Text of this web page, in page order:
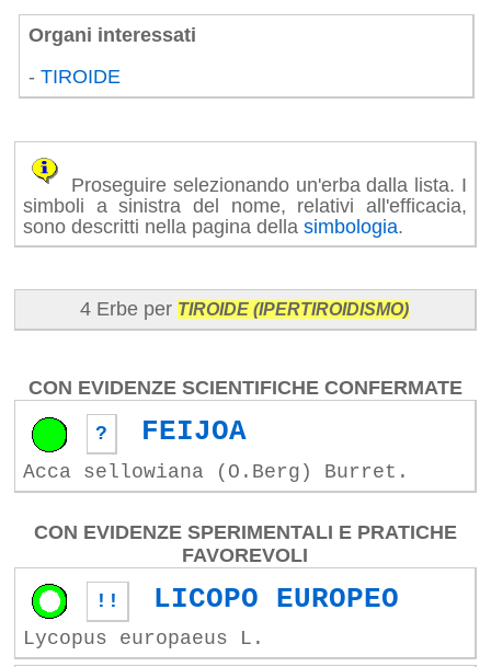
Organi interessati
-TIROIDE
Proseguire selezionando un'erba dalla lista. I
simboli a sinistra del nome, relativi all'efficacia,
sono descritti nella pagina dellasimbologia.
4 Erbe per TIROIDE (IPERTIROIDISMO)
CON EVIDENZE SCIENTIFICHE CONFERMATE
? FEIJOA
Acca sellowiana (O.Berg) Burret.
CON EVIDENZE SPERIMENTALI E PRATICHE
FAVOREVOLI
!! LICOPO EUROPEO
Lycopus europaeus L.